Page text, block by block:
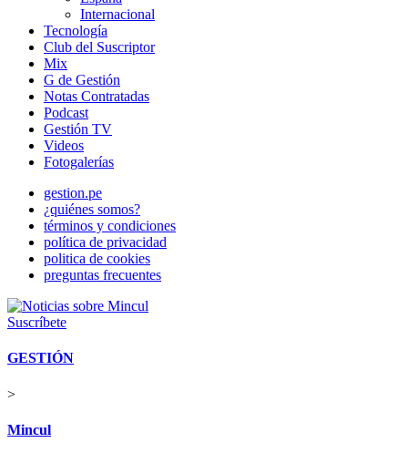
Internacional
Tecnología
Club del Suscriptor
Mix
G de Gestión
Notas Contratadas
Podcast
Gestión TV
Videos
Fotogalerías
gestion.pe
¿quiénes somos?
términos y condiciones
política de privacidad
politica de cookies
preguntas frecuentes
Suscríbete
GESTIÓN
>
Mincul